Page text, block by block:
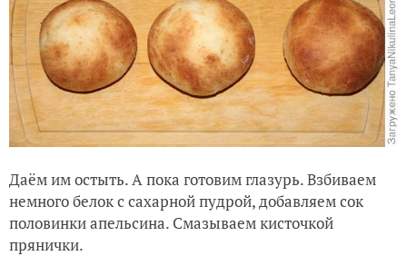
Даём им остыть. А пока готовим глазурь. Взбиваем
немного белок с сахарной пудрой, добавляем сок
половинки апельсина. Смазываем кисточкой
прянички.